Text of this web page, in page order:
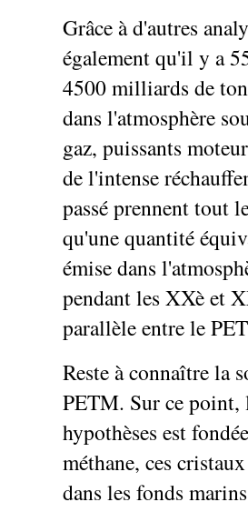
Grâce à d'autres
également qu'il y a
4500 milliards de
dans l'atmosphère
gaz, puissants
de l'intense
passé prennent tout
qu'une quantité
émise dans
pendant les XXè et
parallèle entre le
Reste à connaître la
PETM. Sur ce point,
hypothèses est
méthane, ces
dans les fonds